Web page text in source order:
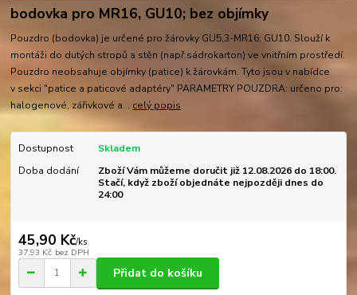
bodovka pro MR16, GU10; bez objímky
Pouzdro (bodovka) je určené pro žárovky GU5,3-MR16; GU10. Slouží k
montáži do dutých stropů a stěn (např.sádrokarton) ve vnitřním prostředí.
Pouzdro neobsahuje objímky (patice) k žárovkám. Tyto jsou v nabídce
v sekci "patice a paticové adaptéry" PARAMETRY POUZDRA: určeno pro:
halogenové, zářivkové a... celý popis
Dostupnost
Skladem
Doba dodání
Zboží Vám můžeme doručit již 12.08.2026 do 18:00.
Stačí, když zboží objednáte nejpozději dnes do
24:00
45,90 Kč/ks
37,93 Kč bez DPH
Přidat do košíku